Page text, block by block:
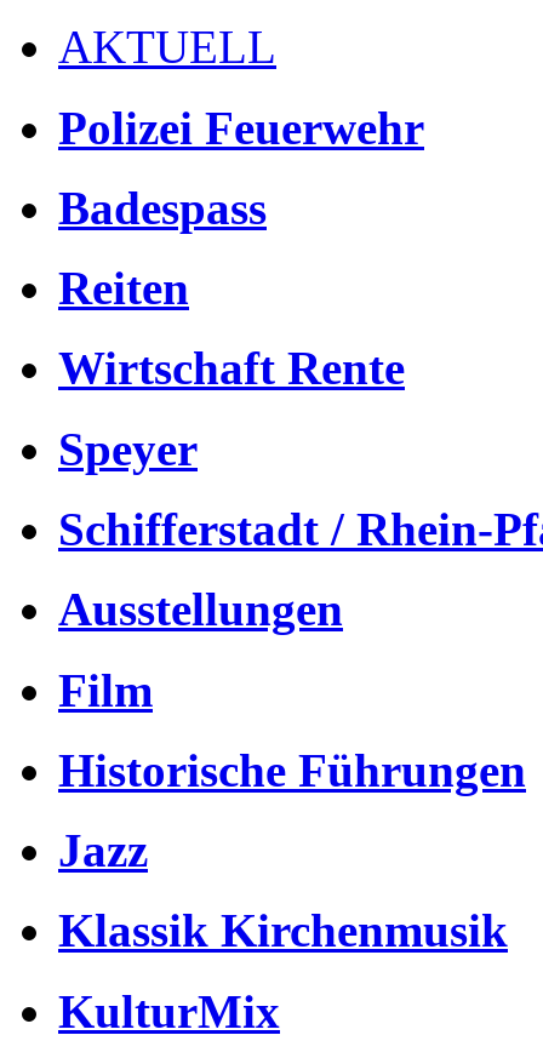
AKTUELL
Polizei Feuerwehr
Badespass
Reiten
Wirtschaft Rente
Speyer
Schifferstadt / Rhein-
Ausstellungen
Film
Historische Führungen
Jazz
Klassik Kirchenmusik
KulturMix